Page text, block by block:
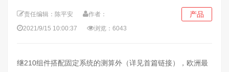
责任编辑：陈平安
作者：
2021/9/15 10:00:37
浏览：6043
产品
继210组件搭配固定系统的测算外（详见首篇链接），欧洲最